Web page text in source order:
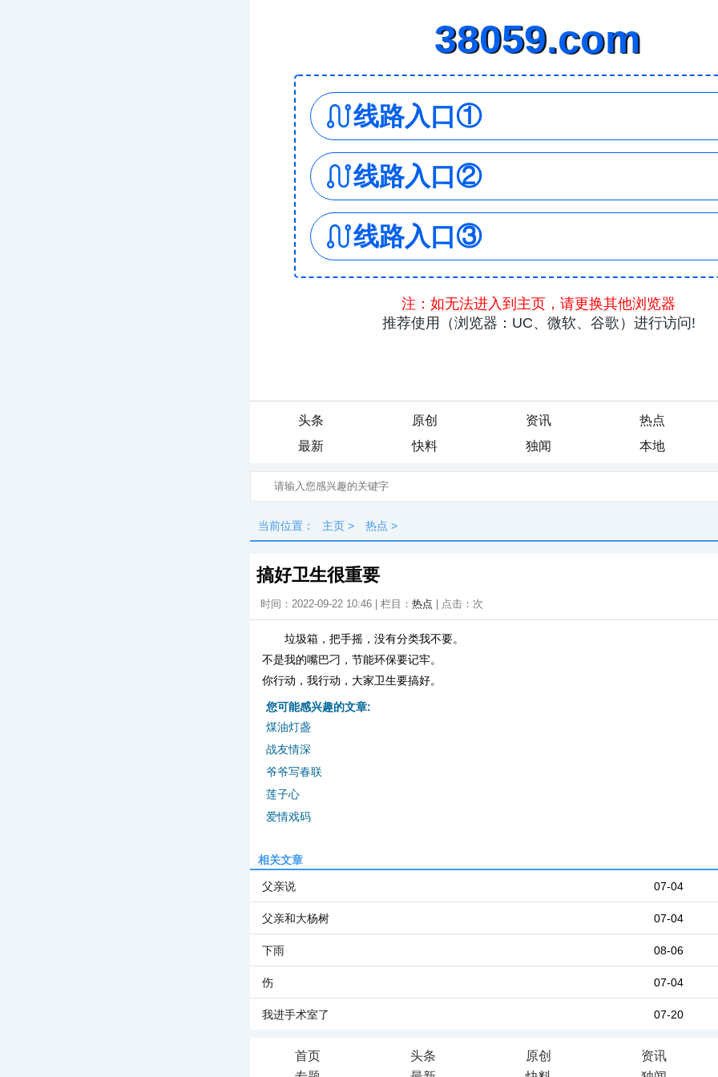
头条 原创 资讯
热点
最新
快料 独闻 本地
当前位置： 主页 > 热点 >
搞好卫生很重要
时间：2022-09-22 10:46 | 栏目： 热点 | 点击： 次
垃圾箱，把手摇，没有分类我不要。
不是我的嘴巴刁，节能环保要记牢。
你行动，我行动，大家卫生要搞好。
您可能感兴趣的文章:
煤油灯盏
战友情深
爷爷写春联
莲子心
爱情戏码
相关文章
07-04
父亲说
07-04
父亲和大杨树
08-06
下雨
07-04
伤
07-20
我进手术室了
首页 头条 原创
资讯